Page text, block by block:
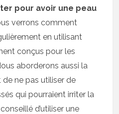
pour avoir une peau
verrons comment
en utilisant
conçus pour les
aborderons aussi la
de ne pas utiliser de
qui pourraient irriter la
d’utiliser une